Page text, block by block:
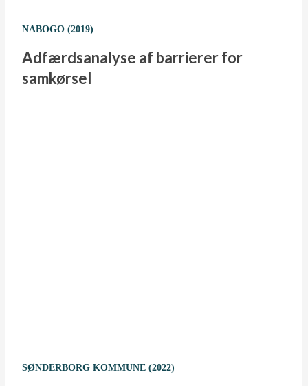
NABOGO (2019)
Adfærdsanalyse af barrierer for
samkørsel
SØNDERBORG KOMMUNE (2022)